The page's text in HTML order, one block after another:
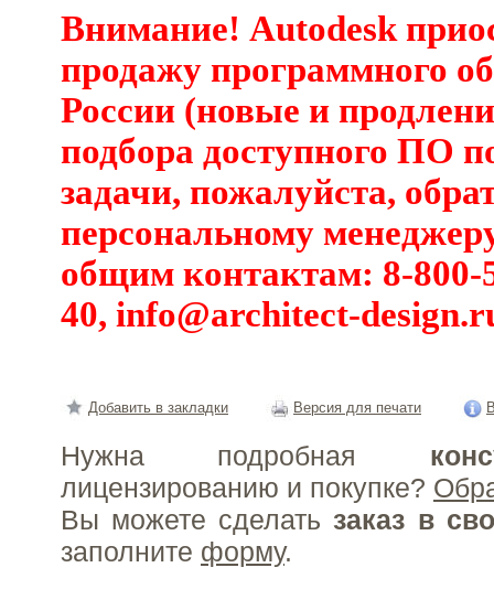
Внимание! Autodesk
продажу программного
России (новые и
подбора доступного ПО
задачи, пожалуйста,
персональному
общим контактам: 8-800-
40, info@architect-
Добавить в закладки Версия для печати
Нужна подробная
лицензированию и покупке?
Вы можете сделать заказ в
заполните форму.